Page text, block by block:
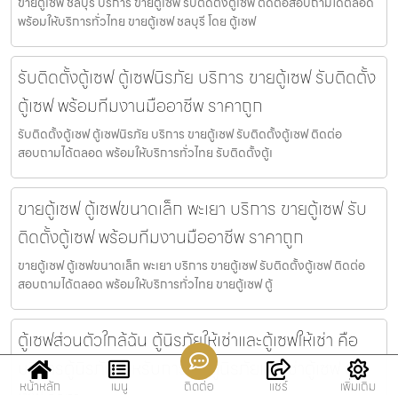
พร้อมให้บริการทั่วไทย ขายตู้เซฟ ชลบุรี โดย ตู้เซฟ
รับติดตั้งตู้เซฟ ตู้เซฟนิรภัย บริการ ขายตู้เซฟ รับติดตั้ง
ตู้เซฟ พร้อมทีมงานมืออาชีพ ราคาถูก
รับติดตั้งตู้เซฟ ตู้เซฟนิรภัย บริการ ขายตู้เซฟ รับติดตั้งตู้เซฟ ติดต่อ
สอบถามได้ตลอด พร้อมให้บริการทั่วไทย รับติดตั้งตู้เ
ขายตู้เซฟ ตู้เซฟขนาดเล็ก พะเยา บริการ ขายตู้เซฟ รับ
ติดตั้งตู้เซฟ พร้อมทีมงานมืออาชีพ ราคาถูก
ขายตู้เซฟ ตู้เซฟขนาดเล็ก พะเยา บริการ ขายตู้เซฟ รับติดตั้งตู้เซฟ ติดต่อ
สอบถามได้ตลอด พร้อมให้บริการทั่วไทย ขายตู้เซฟ ตู้
ตู้เซฟส่วนตัวใกล้ฉัน ตู้นิรภัยให้เช่าและตู้เซฟให้เช่า คือ
บริการตู้นิรภัยสำหรับการเช่าตู้นิรภัยและเช่าตู้เซฟ ตู้
หน้าหลัก เมนู ติดต่อ แชร์ เพิ่มเติม